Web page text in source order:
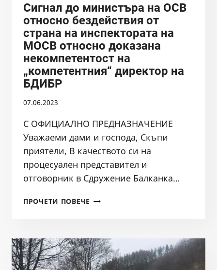
НА
ДИРЕКТОРИТЕ
НА
БДИБР
И
РИОСВ
ПЛОВДИВ
ОСТРОВ
АДАТА
РЕКА
МАРИЦА
В
НА
Сигнал до министъра на ОСВ
относно бездействия от
страна на инспектората на
МОСВ относно доказана
некомпетентост на
„компетентния“ директор на
БДИБР
07.06.2023
С ОФИЦИАЛНО ПРЕДНАЗНАЧЕНИЕ
Уважаеми дами и господа, Скъпи
приятели, В качеството си на
процесуален представител и
отговорник в Сдружение Балканка…
ПРОЧЕТИ ПОВЕЧЕ СИГНАЛ
ОСВ
ОТНОСНО
БЕЗДЕЙСТВИЯ